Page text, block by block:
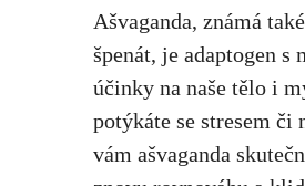
Ašvaganda, známá
⁣špenát, je adaptogen
účinky na ​naše tělo​ i
⁢potýkáte‍ se stresem či
vám‍ ašvaganda